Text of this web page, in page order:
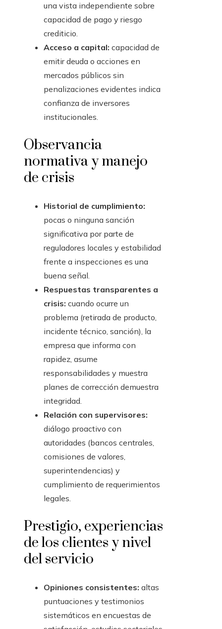
una vista independiente sobre
capacidad de pago y riesgo
crediticio.
Acceso a capital: capacidad de
emitir deuda o acciones en
mercados públicos sin
penalizaciones evidentes indica
confianza de inversores
institucionales.
Observancia
normativa y manejo
de crisis
Historial de cumplimiento:
pocas o ninguna sanción
significativa por parte de
reguladores locales y estabilidad
frente a inspecciones es una
buena señal.
Respuestas transparentes a
crisis: cuando ocurre un
problema (retirada de producto,
incidente técnico, sanción), la
empresa que informa con
rapidez, asume
responsabilidades y muestra
planes de corrección demuestra
integridad.
Relación con supervisores:
diálogo proactivo con
autoridades (bancos centrales,
comisiones de valores,
superintendencias) y
cumplimiento de requerimientos
legales.
Prestigio, experiencias
de los clientes y nivel
del servicio
Opiniones consistentes: altas
puntuaciones y testimonios
sistemáticos en encuestas de